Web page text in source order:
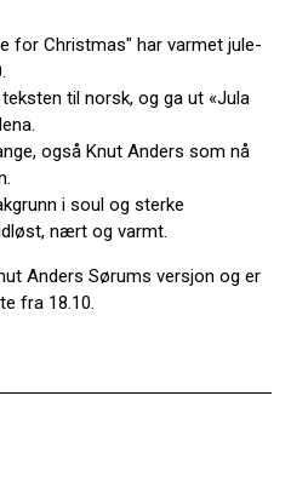
for Christmas" har varmet jule-
til norsk, og ga ut «Jula
også Knut Anders som nå
i soul og sterke
nært og varmt.
Anders Sørums versjon og er
fra 18.10.